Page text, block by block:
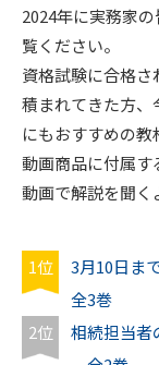
2024年に実務家
覧ください。
資格試験に合格
積まれてきた方、
にもおすすめの教
動画商品に付属す
動画で解説を聞く
1位
3月10日ま
全3巻
2位
相続担当